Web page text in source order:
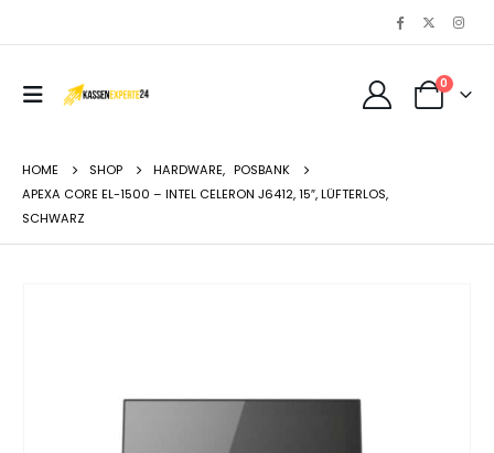
0
HOME SHOP HARDWARE, POSBANK
APEXA CORE EL-1500 – INTEL CELERON J6412, 15″, LÜFTERLOS,
SCHWARZ